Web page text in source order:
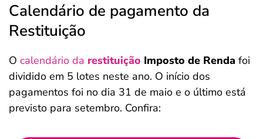
Calendário de pagamento da
Restituição
O calendário da restituição Imposto de Renda foi
dividido em 5 lotes neste ano. O início dos
pagamentos foi no dia 31 de maio e o último está
previsto para setembro. Confira: